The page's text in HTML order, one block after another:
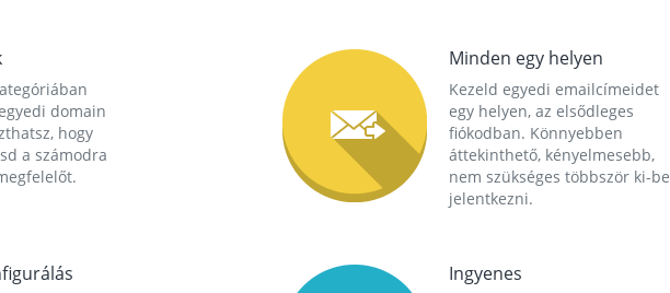
domain
hogy
a számodra
Minden egy helyen
Kezeld egyedi emailcímeidet
egy helyen, az elsődleges
fiókodban. Könnyebben
áttekinthető, kényelmesebb,
nem szükséges többször ki-be
jelentkezni.
Ingyenes